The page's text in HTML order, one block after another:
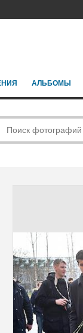
АЛЬБОМЫ